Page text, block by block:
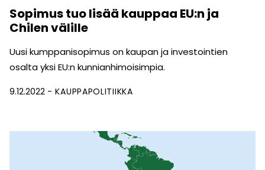
Sopimus tuo lisää kauppaa EU:n ja
Chilen välille
Uusi kumppanisopimus on kaupan ja investointien
osalta yksi EU:n kunnianhimoisimpia.
9.12.2022 KAUPPAPOLITIIKKA